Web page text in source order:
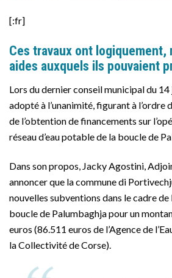
[:fr]
Ces travaux ont logiquement,
aides auxquels ils pouvaient
Lors du dernier conseil municipal du 14
adopté à l’unanimité, figurant à l’ordre
de l’obtention de financements sur
réseau d’eau potable de la boucle de
Dans son propos, Jacky Agostini,
annoncer que la commune di
nouvelles subventions dans le cadre de
boucle de Palumbaghja pour un
euros (86.511 euros de l’Agence de
la Collectivité de Corse).